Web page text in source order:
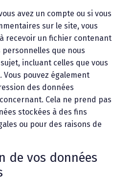
avez un compte ou si vous
sur le site, vous
recevoir un fichier contenant
que nous
incluant celles que vous
Vous pouvez également
des données
Cela ne prend pas
stockées à des fins
ou pour des raisons de
de vos données